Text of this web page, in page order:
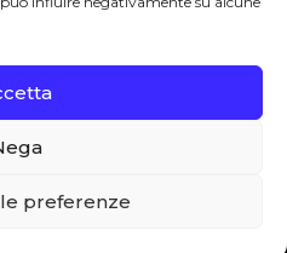
preferenze
L’abuso di alcol è
per la salute.